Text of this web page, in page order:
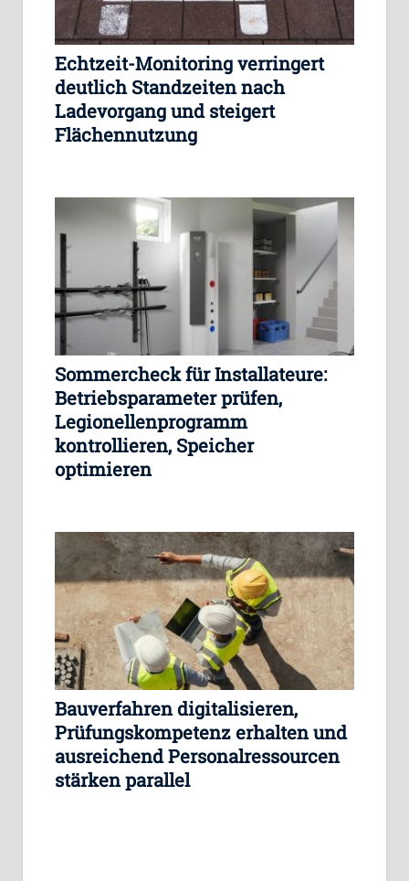
Echtzeit-Monitoring verringert
deutlich Standzeiten nach
Ladevorgang und steigert
Flächennutzung
Sommercheck für Installateure:
Betriebsparameter prüfen,
Legionellenprogramm
kontrollieren, Speicher
optimieren
Bauverfahren digitalisieren,
Prüfungskompetenz erhalten und
ausreichend Personalressourcen
stärken parallel